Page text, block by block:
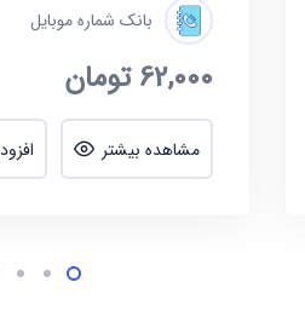
بانک شماره موبایل
62,000تومان
مشاهده بیشتر